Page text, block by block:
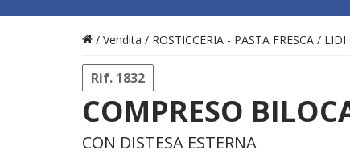
/ Vendita / ROSTICCERIA - PASTA FRESCA / LIDI
Rif. 1832
COMPRESO
CON DISTESA ESTERNA